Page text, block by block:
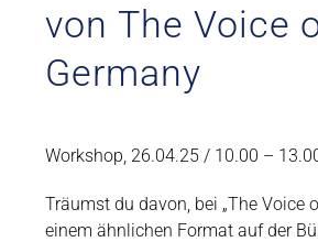
von The Voice
Germany
Workshop, 26.04.25 / 10.00 –
Träumst du davon, bei „The Voice
einem ähnlichen Format auf der